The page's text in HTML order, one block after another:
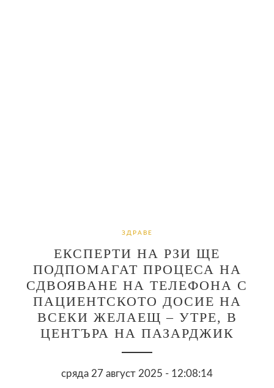
ЗДРАВЕ
ЕКСПЕРТИ НА РЗИ ЩЕ
ПОДПОМАГАТ ПРОЦЕСА НА
СДВОЯВАНЕ НА ТЕЛЕФОНА С
ПАЦИЕНТСКОТО ДОСИЕ НА
ВСЕКИ ЖЕЛАЕЩ – УТРЕ, В
ЦЕНТЪРА НА ПАЗАРДЖИК
сряда 27 август 2025 - 12:08:14